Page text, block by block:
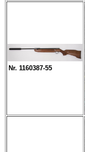
Nr. 1160387-55